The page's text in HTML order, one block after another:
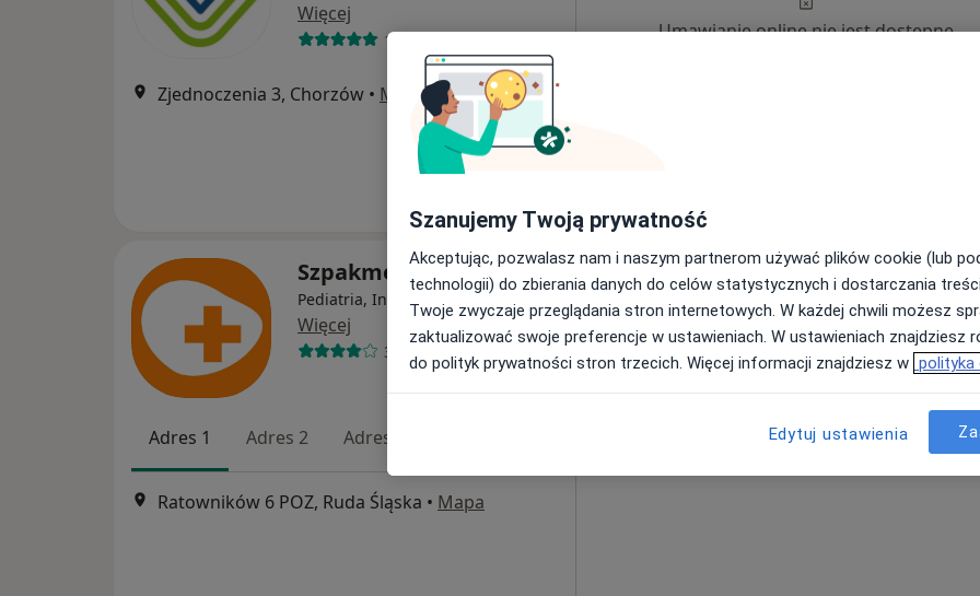
Więcej
13 opinii
Zjednoczenia 3, Chorzów • Mapa
Umawianie online nie jest dostępne
Szpakmed Sp. z o.o.
Pediatria, Interna, Neurologia
Więcej
38 opinii
Adres 1 Adres 2 Adres 3
Ratowników 6 POZ, Ruda Śląska • Mapa
Dziś
9 Sie
Jutro
10 Sie
Wt,
11 Sie
Śr,
12 Sie
Umawianie online nie jest dostępne
Szanujemy Twoją prywatność
Akceptując, pozwalasz nam i naszym partnerom używać plików cookie (lub
technologii) do zbierania danych do celów statystycznych i dostarczania
Twoje zwyczaje przeglądania stron internetowych. W każdej chwili możesz
zaktualizować swoje preferencje w ustawieniach. W ustawieniach znajdziesz
do polityk prywatności stron trzecich. Więcej informacji znajdziesz w polityka
Edytuj ustawienia